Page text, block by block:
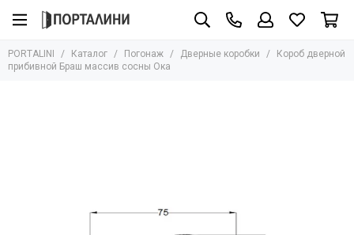
Погонаж
Все товары
PORTALINI Каталог Погонаж Дверные коробки
Короб дверной
прибивной Браш массив сосны Ока